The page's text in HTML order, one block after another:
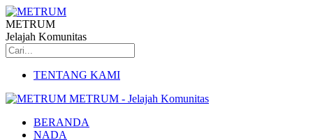
METRUM
Jelajah Komunitas
TENTANG KAMI
METRUM - Jelajah Komunitas
BERANDA
NADA